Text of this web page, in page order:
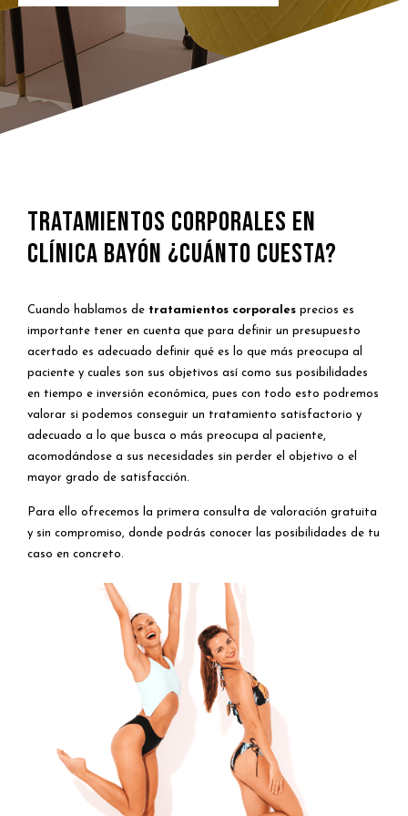
Tratamientos Corporales en
Clínica Bayón ¿Cuánto cuesta?
Cuando hablamos de tratamientos corporales precios es
importante tener en cuenta que para definir un presupuesto
acertado es adecuado definir qué es lo que más preocupa al
paciente y cuales son sus objetivos así como sus posibilidades
en tiempo e inversión económica, pues con todo esto podremos
valorar si podemos conseguir un tratamiento satisfactorio y
adecuado a lo que busca o más preocupa al paciente,
acomodándose a sus necesidades sin perder el objetivo o el
mayor grado de satisfacción.
Para ello ofrecemos la primera consulta de valoración gratuita
y sin compromiso, donde podrás conocer las posibilidades de tu
caso en concreto.